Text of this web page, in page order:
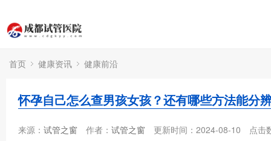
首页 健康资讯 健康前沿
怀孕自己怎么查男孩女孩？还有哪些方法能分
来源： 试管之窗 作者： 试管之窗 更新时间：2024-08-10 点击